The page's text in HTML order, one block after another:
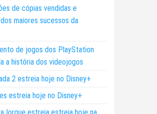
de cópias vendidas e
maiores sucessos da
de jogos dos PlayStation
a história dos videojogos
2 estreia hoje no Disney+
estreia hoje no Disney+